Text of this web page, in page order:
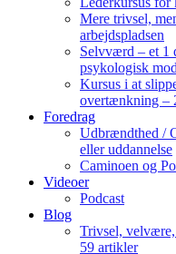
Mere trivsel,
arbejdspladsen
Selvværd – et 1
psykologisk
Kursus i at
overtænkning –
Foredrag
Udbrændthed /
eller uddannelse
Caminoen og
Videoer
Podcast
Blog
Trivsel,
59 artikler